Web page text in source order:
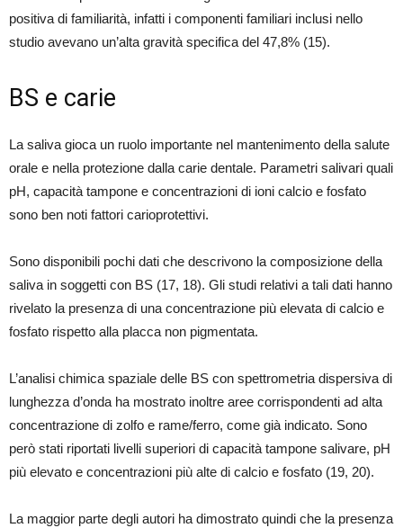
positiva di familiarità, infatti i componenti familiari inclusi nello
studio avevano un’alta gravità specifica del 47,8% (15).
BS e carie
La saliva gioca un ruolo importante nel mantenimento della salute
orale e nella protezione dalla carie dentale. Parametri salivari quali
pH, capacità tampone e concentrazioni di ioni calcio e fosfato
sono ben noti fattori carioprotettivi.
Sono disponibili pochi dati che descrivono la composizione della
saliva in soggetti con BS (17, 18). Gli studi relativi a tali dati hanno
rivelato la presenza di una concentrazione più elevata di calcio e
fosfato rispetto alla placca non pigmentata.
L’analisi chimica spaziale delle BS con spettrometria dispersiva di
lunghezza d’onda ha mostrato inoltre aree corrispondenti ad alta
concentrazione di zolfo e rame/ferro, come già indicato. Sono
però stati riportati livelli superiori di capacità tampone salivare, pH
più elevato e concentrazioni più alte di calcio e fosfato (19, 20).
La maggior parte degli autori ha dimostrato quindi che la presenza